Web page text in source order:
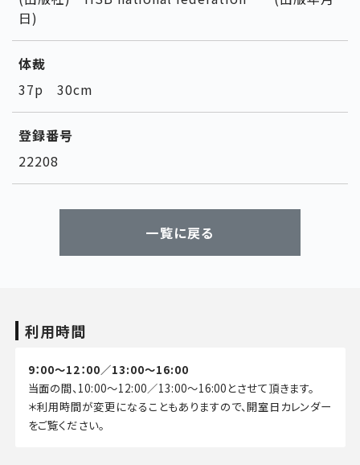
日)
体裁
37p 30cm
登録番号
22208
一覧に戻る
利用時間
9：00～12：00／13:00～16:00
当面の間、10:00～12:00／13:00～16:00とさせて頂きます。
＊利用時間が変更になることもありますので、開室日カレンダー
をご覧ください。